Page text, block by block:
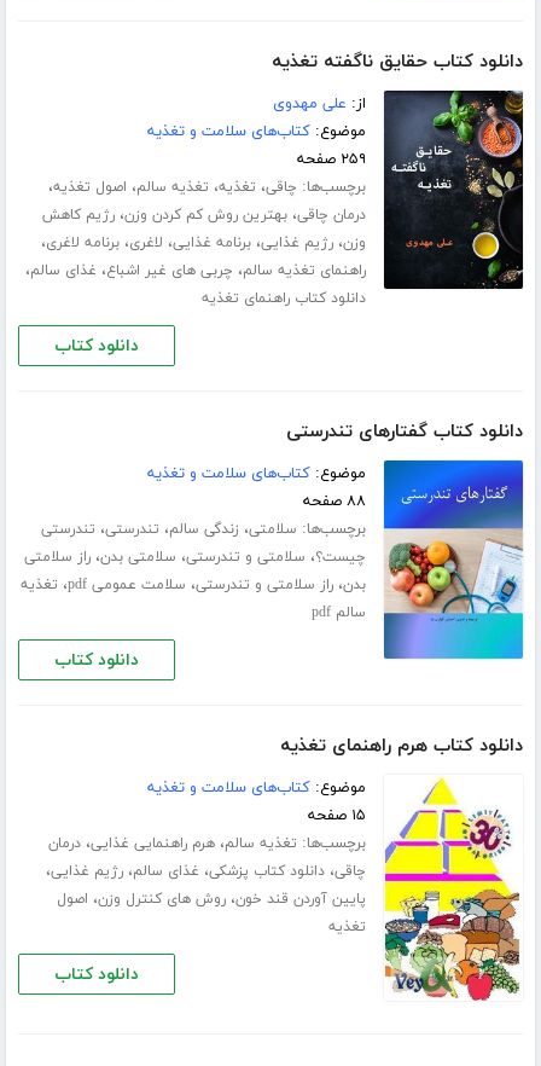
دانلود کتاب حقایق ناگفته تغذیه
از: علی مهدوی
موضوع:کتاب‌های سلامت و تغذیه
۲۵۹ صفحه
برچسب‌ها: چاقی، تغذیه، تغذیه سالم، اصول تغذیه،
درمان چاقی،بهترین روش کم کردن وزن،رژیم کاهش
وزن،رژیم غذایی،برنامه غذایی، لاغری،برنامه لاغری،
راهنمای تغذیه سالم، چربی های غیر اشباع، غذای سالم،
دانلود کتاب راهنمای تغذیه
دانلود کتاب
دانلود کتاب گفتارهای تندرستی
موضوع:کتاب‌های سلامت و تغذیه
۸۸ صفحه
برچسب‌ها: سلامتی، زندگی سالم، تندرستی، تندرستی
چیست؟، سلامتی و تندرستی، سلامتی بدن،راز سلامتی
بدن،راز سلامتی و تندرستی، سلامت عمومی pdf ، تغذیه
سالم pdf
دانلود کتاب
دانلود کتاب هرم راهنمای تغذیه
موضوع:کتاب‌های سلامت و تغذیه
۱۵ صفحه
برچسب‌ها: تغذیه سالم،هرم راهنمایی غذایی،درمان
چاقی،دانلود کتاب پزشکی، غذای سالم،رژیم غذایی،
پایین آوردن قند خون،روش های کنترل وزن، اصول
تغذیه
دانلود کتاب